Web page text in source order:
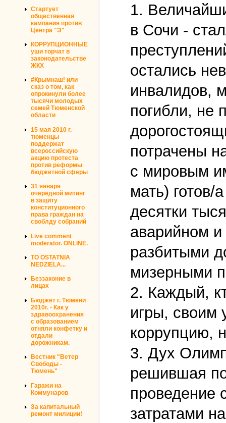
Стартует
общественная
кампания против
Центра "Э"
КОРРУПЦИОННЫЕ
уши торчат в
законодательстве
ЖКХ
#Крымнаш! или
сказ о том, как
опрокинули более
тысячи молодых
семей Тюменской
области
15 мая 2010 г.
тюменцы
поддержат
всероссийскую
акцию протеста
против реформы
бюджетной сферы
31 января
очередной митинг
в защиту
конституционного
права граждан на
своблду собраний
Live comment
moderator. ONLINE.
TO OSTATNIA
NEDZIELA...
Беззаконие в
лицах
Бюджет г. Тюмени
2010г. - Как у
здравоохранения
с образованием
отняли конфетку и
отдали
дорожникам.
Вестник "Ветер
Свободы -
Тюмень"
Гаражи на
Коммунаров
За капитальный
ремонт милиции!
1.
в Сочи -
остались
инвалидов,
погибли, не
потрачены
с мировым
мать) готов/
десятки
аварийном
разбитыми
мизерными
2. Каждый,
игры, своим
коррупцию,
3. Дух
решившая
проведение
затратами